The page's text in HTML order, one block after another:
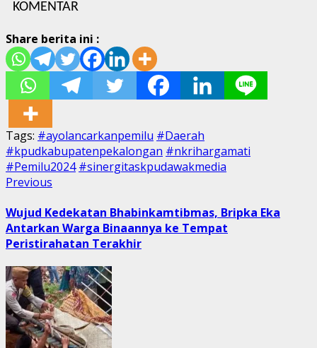
KOMENTAR
Share berita ini :
Tags: #ayolancarkanpemilu #Daerah
#kpudkabupatenpekalongan #nkrihargamati
#Pemilu2024 #sinergitaskpudawakmedia
Post
navigation
Previous
Wujud Kedekatan Bhabinkamtibmas, Bripka Eka
Antarkan Warga Binaannya ke Tempat
Peristirahatan Terakhir